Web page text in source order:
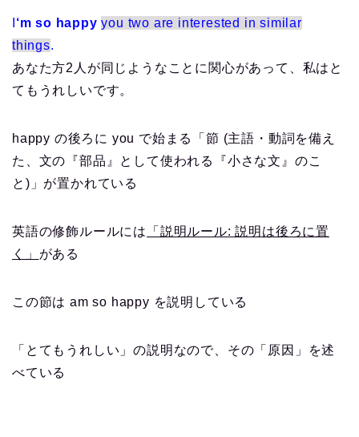
‘m so happy you two are interested in similar
things.
あなた方2人が同じようなことに関心があって、私はと
てもうれしいです。
happy の後ろに you で始まる「節 (主語・動詞を備え
た、文の『部品』として使われる『小さな文』のこ
と)」が置かれている
英語の修飾ルールには
「説明ルール: 説明は後ろに置
く」 がある
この節は am so happy を説明している
「とてもうれしい」の説明なので、その「原因」を述
べている